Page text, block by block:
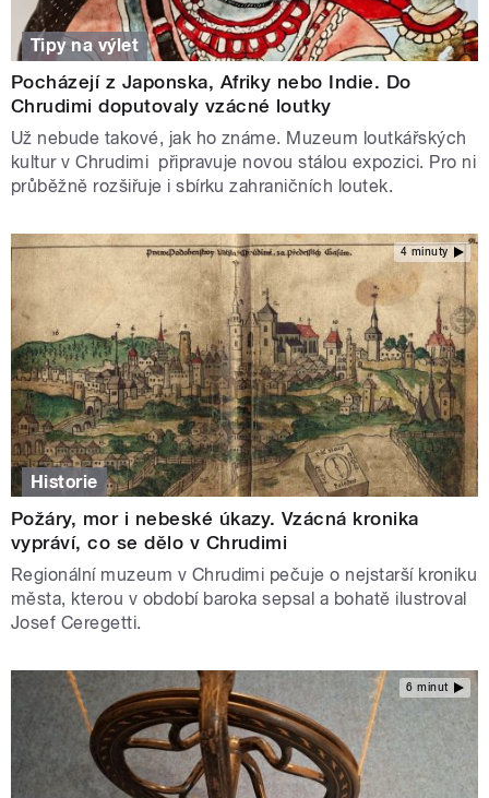
Tipy na výlet
Pocházejí z Japonska, Afriky nebo Indie. Do
Chrudimi doputovaly vzácné loutky
Už nebude takové, jak ho známe. Muzeum loutkářských
kultur v Chrudimi připravuje novou stálou expozici. Pro ni
průběžně rozšiřuje i sbírku zahraničních loutek.
4 minuty
Historie
Požáry, mor i nebeské úkazy. Vzácná kronika
vypráví, co se dělo v Chrudimi
Regionální muzeum v Chrudimi pečuje o nejstarší kroniku
města, kterou v období baroka sepsal a bohatě ilustroval
Josef Ceregetti.
6 minut